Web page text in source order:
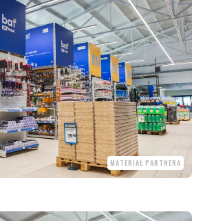
MATERIAŁ PARTNERA